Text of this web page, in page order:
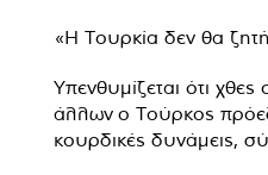
«Η Τουρκία δεν θα
Υπενθυμίζεται ότι
άλλων ο Τούρκος
κουρδικές δυνάμεις,